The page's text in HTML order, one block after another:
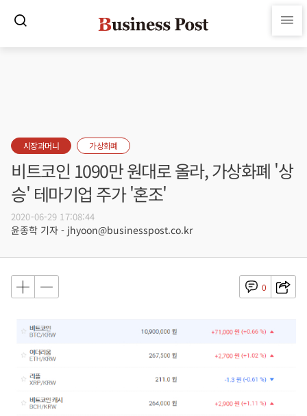
시장과머니 가상화폐
비트코인 1090만 원대로 올라, 가상화폐 '상
승' 테마기업 주가 '혼조'
2020-06-29 17:08:44
윤종학 기자 - jhyoon@businesspost.co.kr
0